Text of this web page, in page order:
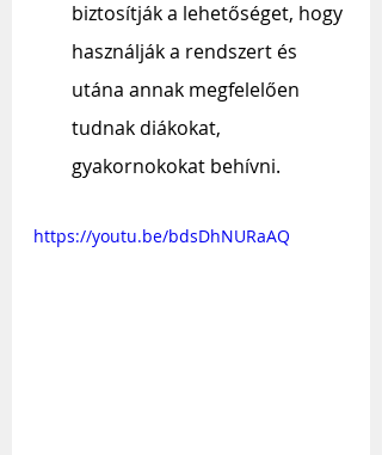
biztosítják a lehetőséget, hogy
használják a rendszert és
utána annak megfelelően
tudnak diákokat,
gyakornokokat behívni.
https://youtu.be/bdsDhNURaAQ